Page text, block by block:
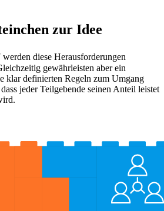
zur Idee
werden diese Herausforderungen
gewährleisten aber ein
klar definierten Regeln zum Umgang
jeder Teilgebende seinen Anteil leistet